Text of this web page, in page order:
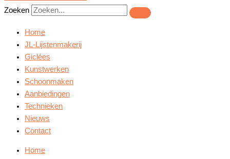
Zoeken
Home
JL-Lijstenmakerij
Giclées
Kunstwerken
Schoonmaken
Aanbiedingen
Technieken
Nieuws
Contact
Home